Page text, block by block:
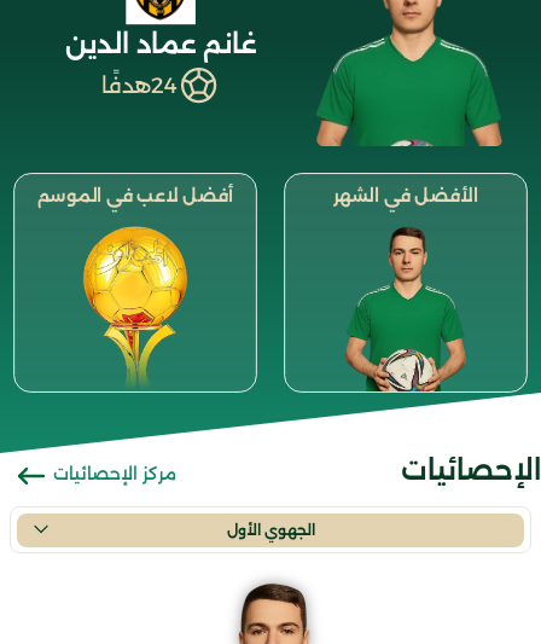
غانم عماد الدين
24هدفًا
الأفضل في الشهر أفضل لاعب في الموسم
الإحصائيات مركز الإحصائيات
الجهوي الأول